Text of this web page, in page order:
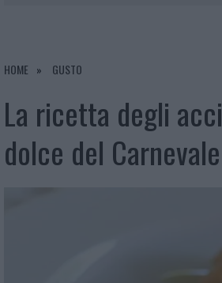
6 AGOSTO 2026
È MORTO FRANCESCO GUCCINI,
HOME GUSTO
La ricetta degli
dolce del Carnevale